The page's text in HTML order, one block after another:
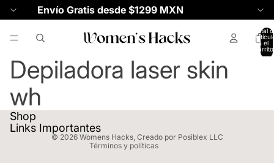
Envío Gratis desde $1299 MXN
Total
en el
Depiladora laser skin
wh
Shop
Links Importantes
© 2026 Womens Hacks, Creado por Posiblex LLC
Términos y políticas
Política de reembolso
Política de envío